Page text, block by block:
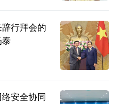
行拜会的
安全协同